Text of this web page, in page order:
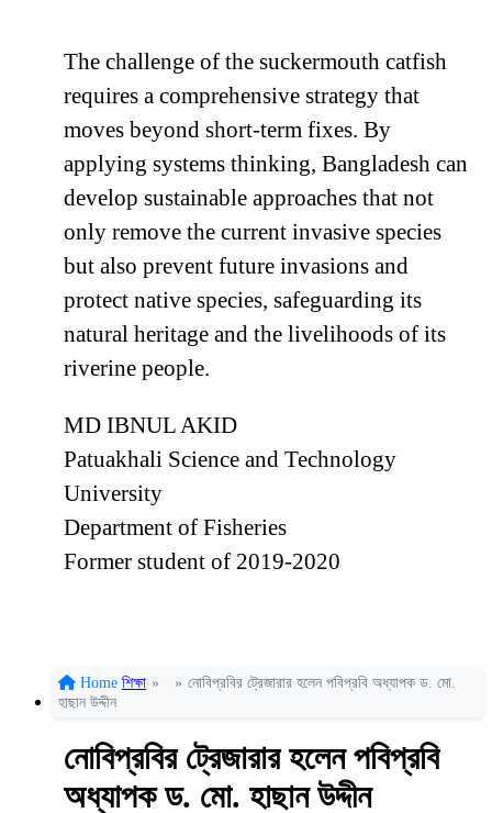
The challenge of the suckermouth catfish
requires a comprehensive strategy that
moves beyond short-term fixes. By
applying systems thinking, Bangladesh can
develop sustainable approaches that not
only remove the current invasive species
but also prevent future invasions and
protect native species, safeguarding its
natural heritage and the livelihoods of its
riverine people.
MD IBNUL AKID
Patuakhali Science and Technology
University
Department of Fisheries
Former student of 2019-2020
Home শিক্ষা » » নোবিপ্রবির ট্রেজারার হলেন পবিপ্রবি অধ্যাপক ড. মো.
হাছান উদ্দীন
নোবিপ্রবির ট্রেজারার হলেন পবিপ্রবি
অধ্যাপক ড. মো. হাছান উদ্দীন